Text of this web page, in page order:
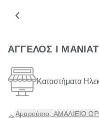
ΑΓΓΕΛΟΣ Ι
Καταστήματα
Αμαρούσιο, ΑΜΑΛΙΕΙΟ